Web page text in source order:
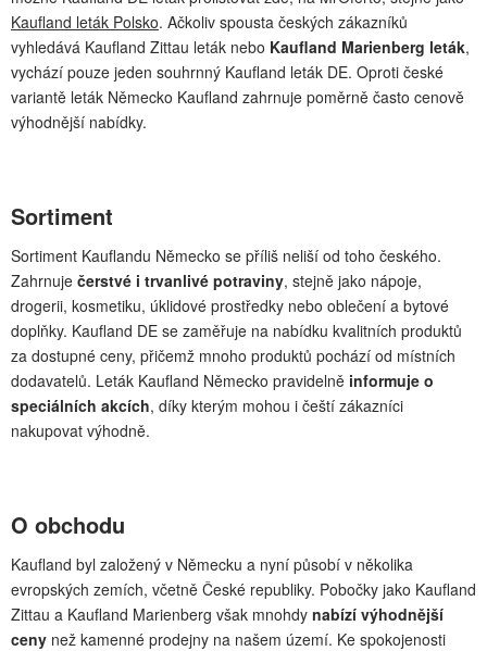
Kaufland leták Polsko. Ačkoliv spousta českých zákazníků
vyhledává Kaufland Zittau leták nebo Kaufland Marienberg leták,
vychází pouze jeden souhrnný Kaufland leták DE. Oproti české
variantě leták Německo Kaufland zahrnuje poměrně často cenově
výhodnější nabídky.
Sortiment
Sortiment Kauflandu Německo se příliš neliší od toho českého.
Zahrnuje čerstvé i trvanlivé potraviny, stejně jako nápoje,
drogerii, kosmetiku, úklidové prostředky nebo oblečení a bytové
doplňky. Kaufland DE se zaměřuje na nabídku kvalitních produktů
za dostupné ceny, přičemž mnoho produktů pochází od místních
dodavatelů. Leták Kaufland Německo pravidelně informuje o
speciálních akcích, díky kterým mohou i čeští zákazníci
nakupovat výhodně.
O obchodu
Kaufland byl založený v Německu a nyní působí v několika
evropských zemích, včetně České republiky. Pobočky jako Kaufland
Zittau a Kaufland Marienberg však mnohdy nabízí výhodnější
ceny než kamenné prodejny na našem území. Ke spokojenosti